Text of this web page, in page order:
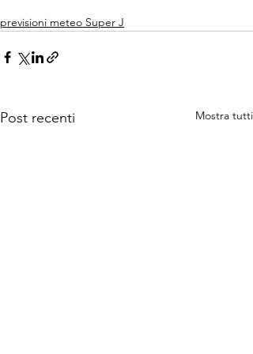
previsioni meteo Super J
Post recenti Mostra tutti